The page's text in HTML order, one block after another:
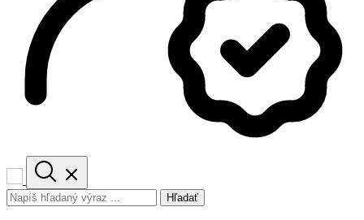
Hľadať